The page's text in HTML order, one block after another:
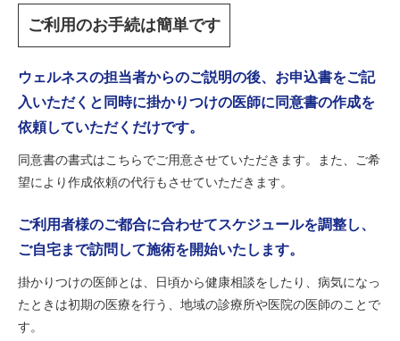
ご利用のお手続は簡単です
ウェルネスの担当者からのご説明の後、お申込書をご記
入いただくと同時に掛かりつけの医師に同意書の作成を
依頼していただくだけです。
同意書の書式はこちらでご用意させていただきます。また、ご希
望により作成依頼の代行もさせていただきます。
ご利用者様のご都合に合わせてスケジュールを調整し、
ご自宅まで訪問して施術を開始いたします。
掛かりつけの医師とは、日頃から健康相談をしたり、病気になっ
たときは初期の医療を行う、地域の診療所や医院の医師のことで
す。